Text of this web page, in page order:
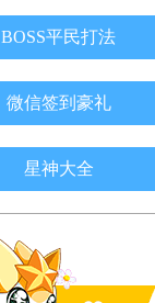
BOSS平民打法
微信签到豪礼
星神大全